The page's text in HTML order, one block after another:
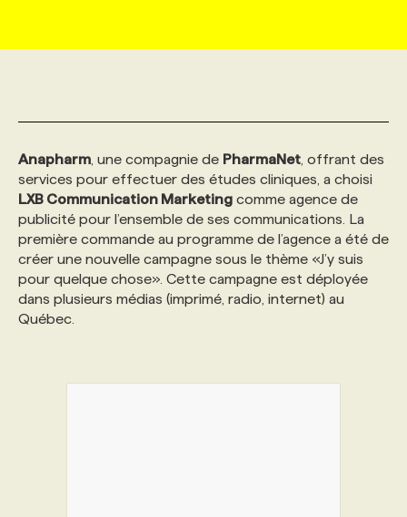
NOUVEAUX MANDATS
INITIATIVES NUMÉRIQUES
PRIX ET DISTINCTIONS
TENDANCES
MARKETING ET COMMUNICATION
MARKETING DURABLE
GEO/SEO
ÉVÉNEMENTIEL
BULLETIN RECRUTEMENT
ANNONCEZ AVEC NOUS
AFFICHEZ UN POSTE / TARIFS
PROFIL ENTREPRISE
FAQ
ANNONCEZ AVEC NOUS
CANDIDAT
PROFIL CANDIDAT
NOS CONFÉRENCES
ANNONCEZ AVEC NOUS
FORMATIONS
NOS PARCOURS DE FORMATIONS
FORMATIONS PERSONNALISÉES
NOS FORMATEUR‧RICES
SERVICE DE CHASSE DE TÊTE
NOS TARIFS
NOS EXPERTISES
Anapharm , une compagnie de PharmaNet , offrant des
services pour effectuer des études cliniques, a choisi
LXB Communication Marketing comme agence de
publicité pour l’ensemble de ses communications. La
première commande au programme de l’agence a été de
créer une nouvelle campagne sous le thème «J’y suis
pour quelque chose». Cette campagne est déployée
dans plusieurs médias (imprimé, radio, internet) au
Québec.